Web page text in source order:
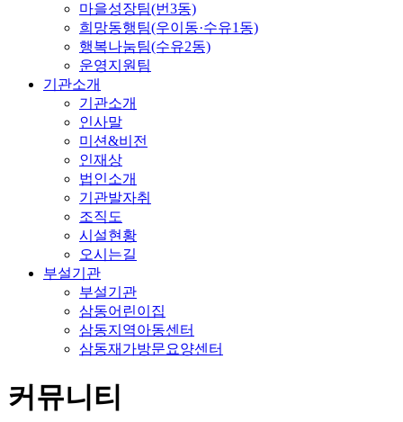
마을성장팀(번3동)
희망동행팀(우이동·수유1동)
행복나눔팀(수유2동)
운영지원팀
기관소개
기관소개
인사말
미션&비전
인재상
법인소개
기관발자취
조직도
시설현황
오시는길
부설기관
부설기관
삼동어린이집
삼동지역아동센터
삼동재가방문요양센터
커뮤니티